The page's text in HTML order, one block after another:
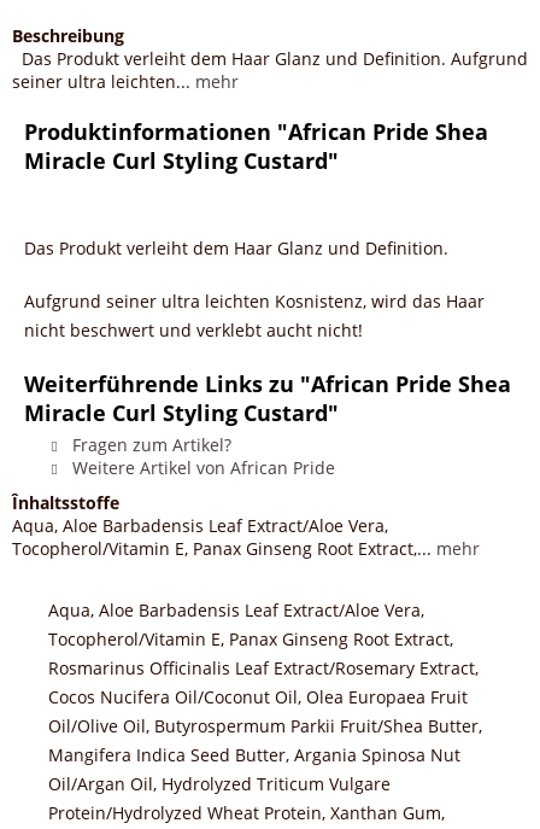
Beschreibung
Das Produkt verleiht dem Haar Glanz und Definition. Aufgrund
seiner ultra leichten... mehr
Produktinformationen "African Pride Shea
Miracle Curl Styling Custard"
Das Produkt verleiht dem Haar Glanz und Definition.
Aufgrund seiner ultra leichten Kosnistenz, wird das Haar
nicht beschwert und verklebt aucht nicht!
Weiterführende Links zu "African Pride Shea
Miracle Curl Styling Custard"
Fragen zum Artikel?
Weitere Artikel von African Pride
Înhaltsstoffe
Aqua, Aloe Barbadensis Leaf Extract/Aloe Vera,
Tocopherol/Vitamin E, Panax Ginseng Root Extract,... mehr
Aqua, Aloe Barbadensis Leaf Extract/Aloe Vera,
Tocopherol/Vitamin E, Panax Ginseng Root Extract,
Rosmarinus Officinalis Leaf Extract/Rosemary Extract,
Cocos Nucifera Oil/Coconut Oil, Olea Europaea Fruit
Oil/Olive Oil, Butyrospermum Parkii Fruit/Shea Butter,
Mangifera Indica Seed Butter, Argania Spinosa Nut
Oil/Argan Oil, Hydrolyzed Triticum Vulgare
Protein/Hydrolyzed Wheat Protein, Xanthan Gum,